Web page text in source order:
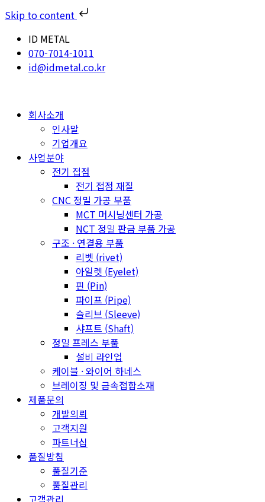
Skip to content
ID METAL
070-7014-1011
id@idmetal.co.kr
회사소개
인사말
기업개요
사업분야
전기 접점
전기 접점 재질
CNC 정밀 가공 부품
MCT 머시닝센터 가공
NCT 정밀 판금 부품 가공
구조 · 연결용 부품
리벳 (rivet)
아일렛 (Eyelet)
핀 (Pin)
파이프 (Pipe)
슬리브 (Sleeve)
샤프트 (Shaft)
정밀 프레스 부품
설비 라인업
케이블 · 와이어 하네스
브레이징 및 금속접합소재
제품문의
개발의뢰
고객지원
파트너십
품질방침
품질기준
품질관리
고객관리